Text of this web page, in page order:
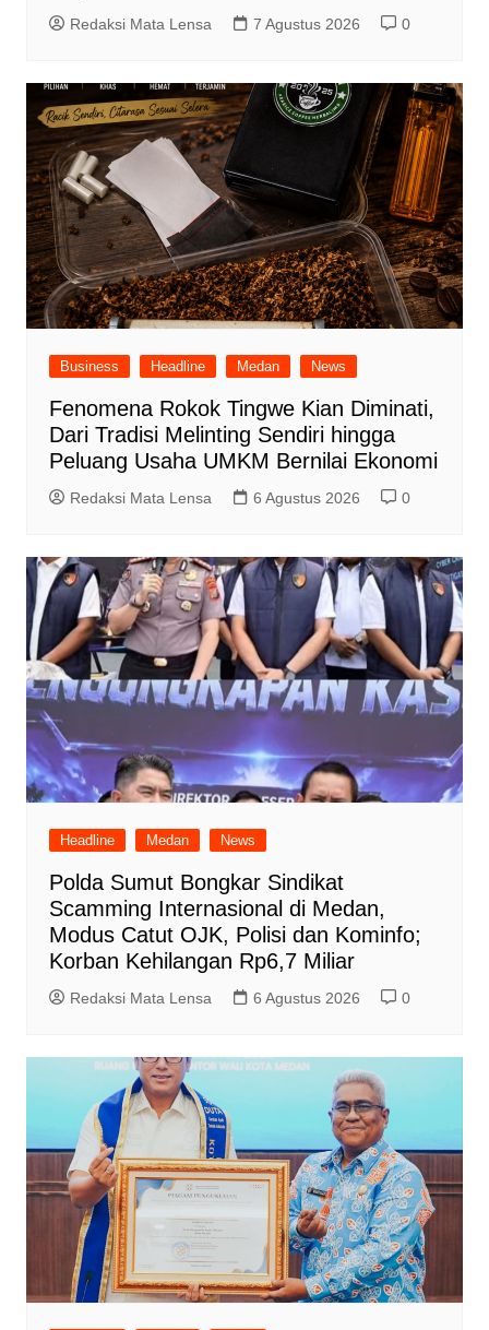
Redaksi Mata Lensa 7 Agustus 2026 0
Business Headline Medan News
Fenomena Rokok Tingwe Kian Diminati,
Dari Tradisi Melinting Sendiri hingga
Peluang Usaha UMKM Bernilai Ekonomi
Redaksi Mata Lensa 6 Agustus 2026 0
Headline Medan News
Polda Sumut Bongkar Sindikat
Scamming Internasional di Medan,
Modus Catut OJK, Polisi dan Kominfo;
Korban Kehilangan Rp6,7 Miliar
Redaksi Mata Lensa 6 Agustus 2026 0